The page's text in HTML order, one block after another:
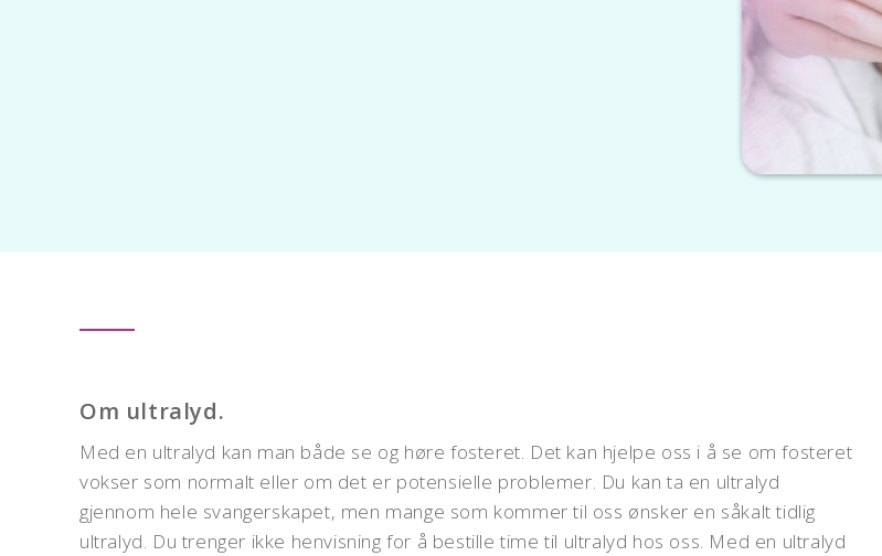
Om ultralyd.
Med en ultralyd kan man både se og høre fosteret. Det kan hjelpe oss i å se om fosteret
vokser som normalt eller om det er potensielle problemer. Du kan ta en ultralyd
gjennom hele svangerskapet, men mange som kommer til oss ønsker en såkalt tidlig
ultralyd. Du trenger ikke henvisning for å bestille time til ultralyd hos oss. Med en ultralyd